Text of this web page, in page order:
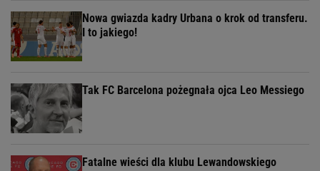
Nowa gwiazda kadry Urbana o krok od transferu.
I to jakiego!
Tak FC Barcelona pożegnała ojca Leo Messiego
Fatalne wieści dla klubu Lewandowskiego